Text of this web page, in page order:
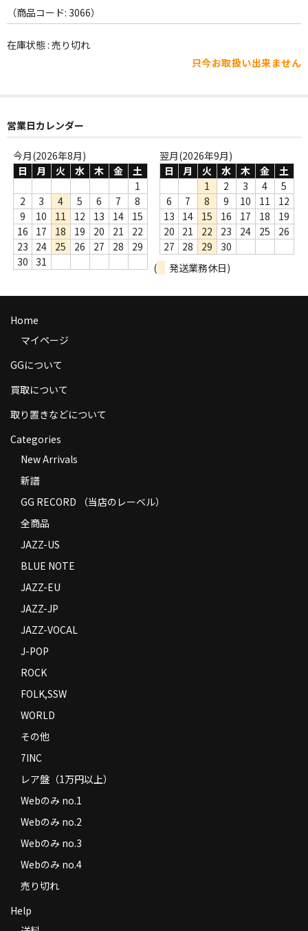
WORLD
その他
Webのみ no.1
Webのみ no.2
Webのみ no.3
Webのみ no.4
売り切れ
Help
送料
商品の発送
返品
コンディション
Privacy Policy
Contact
（商品コード: 3066）
在庫状態 : 売り切れ
只今お取扱い出来ません
営業日カレンダー
今月(2026年8月)
日
月 火 水 木 金
土
1
2
3 4 5 6 7
8
9
10 11 12 13 14
15
16
17 18 19 20 21
22
23
24 25 26 27 28
29
30
31
翌月(2026年9月)
日
月 火 水 木 金
土
1
2 3 4
5
6
7 8 9 10 11
12
13
14 15 16 17 18
19
20
21 22 23 24 25
26
27
28 29
30
(
発送業務休日)
Home
マイページ
GGについて
買取について
取り置きなどについて
Categories
New Arrivals
新譜
GG RECORD （当店のレーベル）
全商品
JAZZ-US
BLUE NOTE
JAZZ-EU
JAZZ-JP
JAZZ-VOCAL
J-POP
ROCK
FOLK,SSW
WORLD
その他
7INC
レア盤（1万円以上）
Webのみ no.1
Webのみ no.2
Webのみ no.3
Webのみ no.4
売り切れ
Help